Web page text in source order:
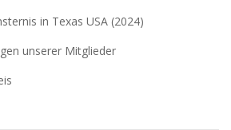
in Texas USA (2024)
unserer Mitglieder